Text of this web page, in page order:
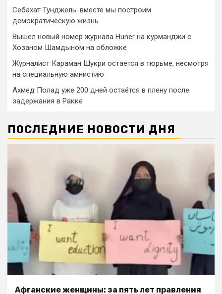
Себахат Тунджель: вместе мы построим
демократическую жизнь
Вышел новый номер журнала Huner на курманджи с
Хозаном Шамдыном на обложке
Журналист Караман Шукри остается в тюрьме, несмотря
на специальную амнистию
Ахмед Полад уже 200 дней остаётся в плену после
задержания в Ракке
ПОСЛЕДНИЕ НОВОСТИ ДНЯ
Афганские женщины: за пять лет правления